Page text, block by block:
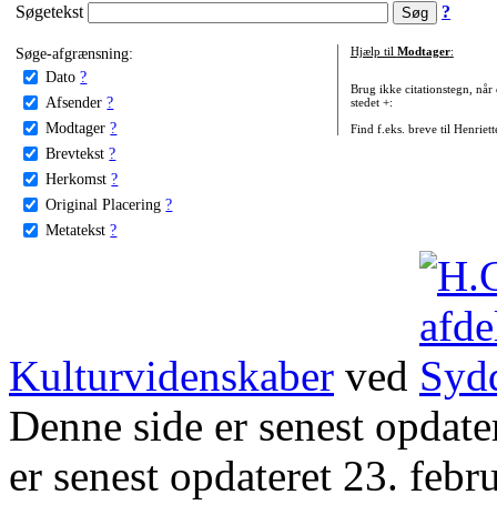
Søgetekst ?
Søge-afgrænsning:
Dato ?
Afsender ?
Modtager ?
Brevtekst ?
Herkomst ?
Original Placering ?
Metatekst ?
Hjælp til Modtager:
Brug ikke citationstegn, når
stedet +:
Find f.eks. breve til
Kulturvidenskaber ved
Denne side er senest
er senest opdateret 23.